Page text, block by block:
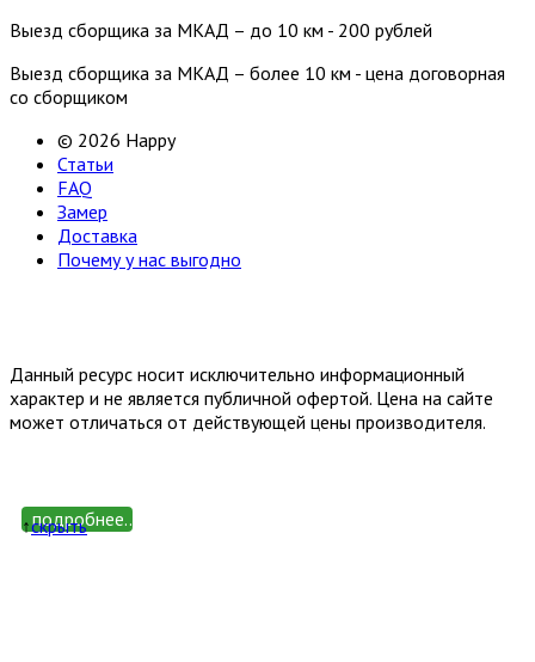
подробнее...
↑cкрыть
Выезд сборщика за МКАД – до 10 км - 200 рублей
Выезд сборщика за МКАД – более 10 км - цена договорная
со сборщиком
© 2026 Happy
Статьи
FAQ
Замер
Доставка
Почему у нас выгодно
Данный ресурс носит исключительно информационный
характер и не является публичной офертой. Цена на сайте
может отличаться от действующей цены производителя.